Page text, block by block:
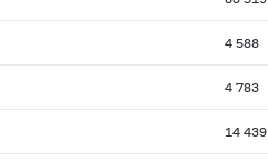
4 588
4 783
14 439